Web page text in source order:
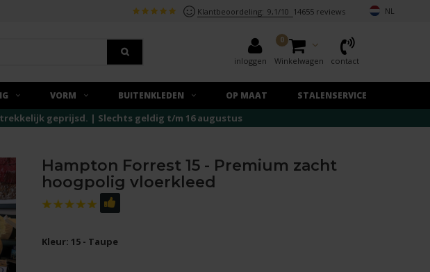
Klantbeoordeling: 9,1/10 14655 reviews NL
inloggen
0
Winkelwagen contact
VORM BUITENKLEDEN OP MAAT STALENSERVICE
geprijsd. | Slechts geldig t/m 16 augustus
Hampton Forrest 15 - Premium zacht
hoogpolig vloerkleed
Kleur: 15 - Taupe